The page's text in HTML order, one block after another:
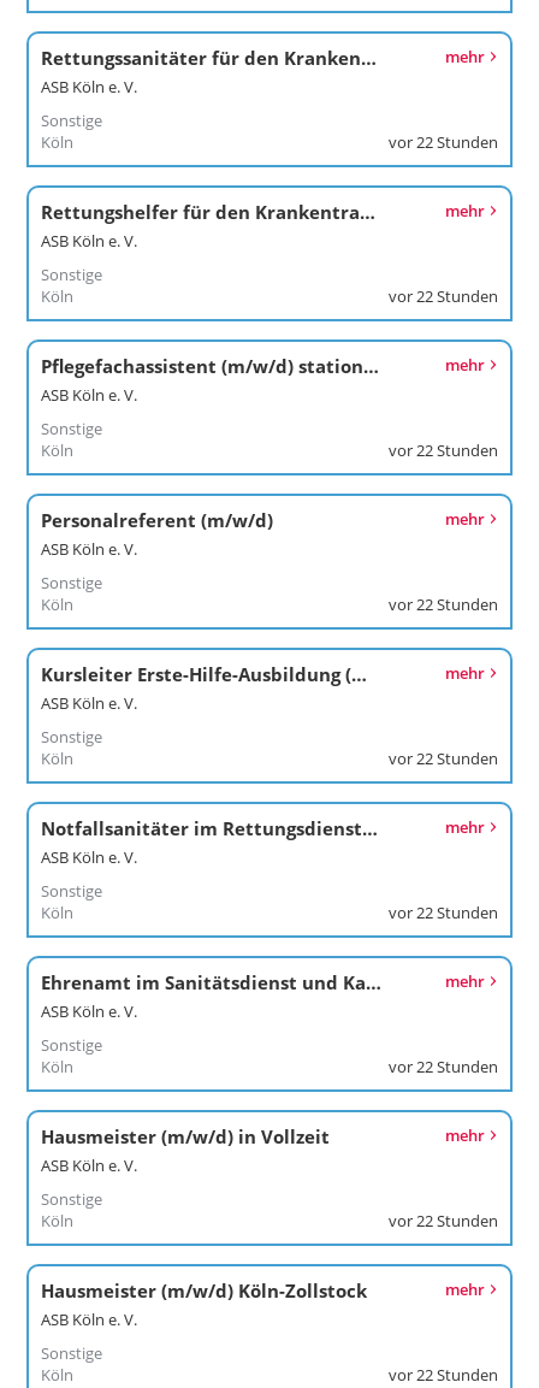
Rettungssanitäter für den Krankentransport (m/w/d)
ASB Köln e. V.
Sonstige
Köln
mehr
vor 22 Stunden
Rettungshelfer für den Krankentransport (m/w/d)
ASB Köln e. V.
Sonstige
Köln
mehr
vor 22 Stunden
Pflegefachassistent (m/w/d) stationär
ASB Köln e. V.
Sonstige
Köln
mehr
vor 22 Stunden
Personalreferent (m/w/d)
ASB Köln e. V.
Sonstige
Köln
mehr
vor 22 Stunden
Kursleiter Erste-Hilfe-Ausbildung (m/w/d)
ASB Köln e. V.
Sonstige
Köln
mehr
vor 22 Stunden
Notfallsanitäter im Rettungsdienst (m/w/d)
ASB Köln e. V.
Sonstige
Köln
mehr
vor 22 Stunden
Ehrenamt im Sanitätsdienst und Katastrophenschutz
ASB Köln e. V.
Sonstige
Köln
mehr
vor 22 Stunden
Hausmeister (m/w/d) in Vollzeit
ASB Köln e. V.
Sonstige
Köln
mehr
vor 22 Stunden
Hausmeister (m/w/d) Köln-Zollstock
ASB Köln e. V.
Sonstige
Köln
mehr
vor 22 Stunden